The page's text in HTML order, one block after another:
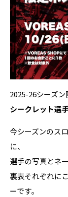
2025-26シーズン
シークレット選
今シーズンのス
に、
選手の写真とネ
裏表それぞれに
ーです。